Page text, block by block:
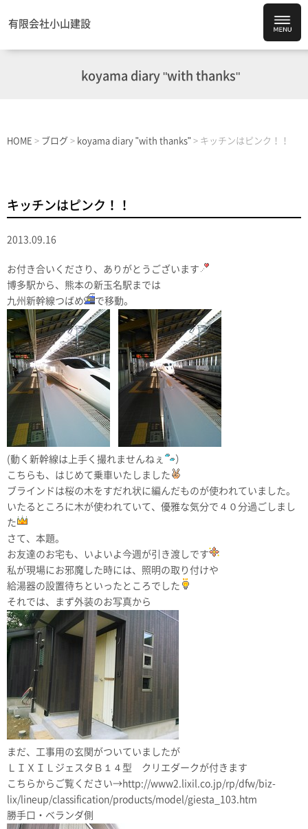
有限会社小山建設
koyama diary "with thanks"
HOME > ブログ > koyama diary "with thanks" > キッチンはピンク！！
キッチンはピンク！！
2013.09.16
お付き合いくださり、ありがとうございます
博多駅から、熊本の新玉名駅までは
九州新幹線つばめ
で移動。
(動く新幹線は上手く撮れませんねぇ
）
こちらも、はじめて乗車いたしました
ブラインドは桜の木をすだれ状に編んだものが使われていました。
いたるところに木が使われていて、優雅な気分で４０分過ごしまし
た
さて、本題。
お友達のお宅も、いよいよ今週が引き渡しです
私が現場にお邪魔した時には、照明の取り付けや
給湯器の設置待ちといったところでした
それでは、まず外装のお写真から
まだ、工事用の玄関がついていましたが
ＬＩＸＩＬジェスタＢ１４型 クリエダークが付きます
こちらからご覧ください→http://www2.lixil.co.jp/rp/dfw/biz-
lix/lineup/classification/products/model/giesta_103.htm
勝手口・ベランダ側